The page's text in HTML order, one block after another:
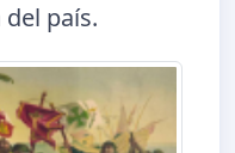
país.